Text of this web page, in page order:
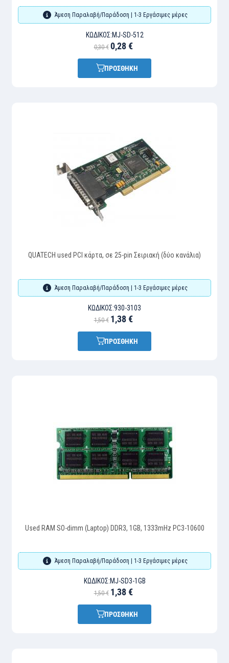
Άμεση Παραλαβή/Παράδοση | 1-3 Εργάσιμες μέρες
ΚΩΔΙΚΌΣ:MJ-SD-512
0,30 € 0,28 €
ΠΡΟΣΘΗΚΗ
QUATECH used PCI κάρτα, σε 25-pin Σειριακή (δύο κανάλια)
Άμεση Παραλαβή/Παράδοση | 1-3 Εργάσιμες μέρες
ΚΩΔΙΚΌΣ:930-3103
1,50 € 1,38 €
ΠΡΟΣΘΗΚΗ
Used RAM SO-dimm (Laptop) DDR3, 1GB, 1333mHz PC3-10600
Άμεση Παραλαβή/Παράδοση | 1-3 Εργάσιμες μέρες
ΚΩΔΙΚΌΣ:MJ-SD3-1GB
1,50 € 1,38 €
ΠΡΟΣΘΗΚΗ